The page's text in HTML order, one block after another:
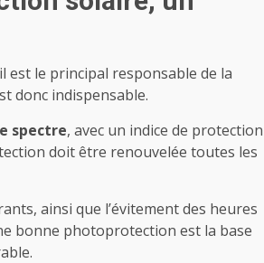
est le principal responsable de la
donc indispensable.
spectre, avec un indice de protection
doit être renouvelée toutes les
ainsi que l’évitement des heures
bonne photoprotection est la base